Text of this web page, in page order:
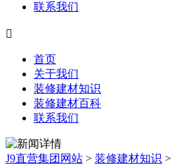
联系我们

首页
关于我们
装修建材知识
装修建材百科
联系我们
J9直营集团网站 > 装修建材知识 >